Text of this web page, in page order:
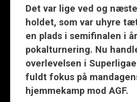
Det var lige ved og
holdet, som var uhyre
en plads i semifinalen i
pokalturnering. Nu
overlevelsen i
fuldt fokus på
hjemmekamp mod AGF.